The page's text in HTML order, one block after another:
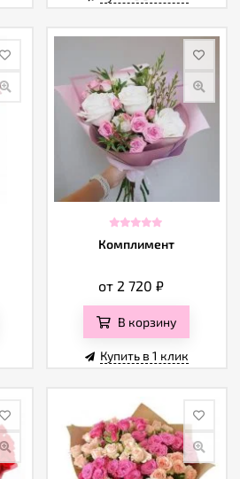
Комплимент
от 2 720₽
В корзину
Купить в 1 клик